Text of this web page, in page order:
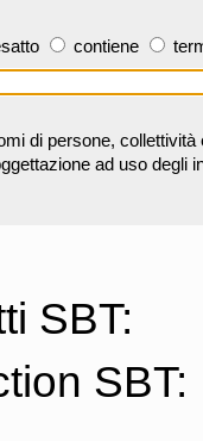
contiene
di persone,
ad uso degli
SBT:
SBT: